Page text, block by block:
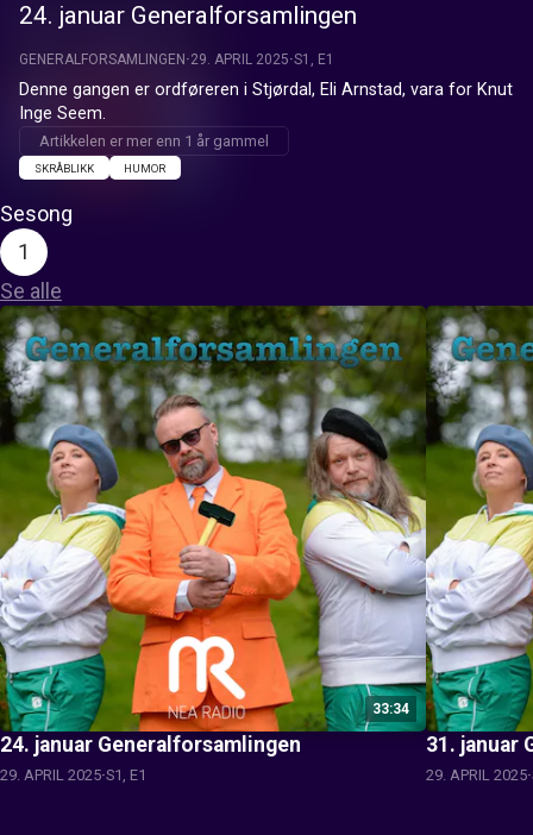
24. januar Generalforsamlingen
GENERALFORSAMLINGEN 29. APRIL 2025 S1, E1
Denne gangen er ordføreren i Stjørdal, Eli Arnstad, vara for Knut
Inge Seem.
Artikkelen er mer enn 1 år gammel
SKRÅBLIKK HUMOR
Sesong
1
Se alle
33:34
24. januar Generalforsamlingen
29. APRIL 2025 S1, E1
31. januar
29. APRIL 2025